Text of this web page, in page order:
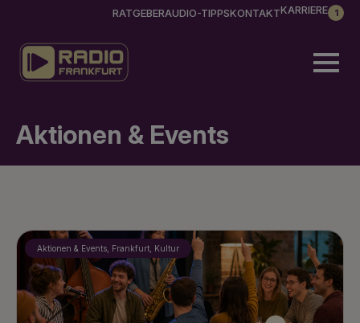
RATGEBERAUDIO-TIPPSKONTAKTKARRIERE 1
Aktionen & Events
Aktionen & Events, Frankfurt, Kultur